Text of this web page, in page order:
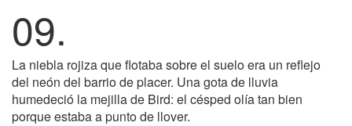
09.
La niebla rojiza que flotaba sobre el suelo era un reflejo
del neón del barrio de placer. Una gota de lluvia
humedeció la mejilla de Bird: el césped olía tan bien
porque estaba a punto de llover.